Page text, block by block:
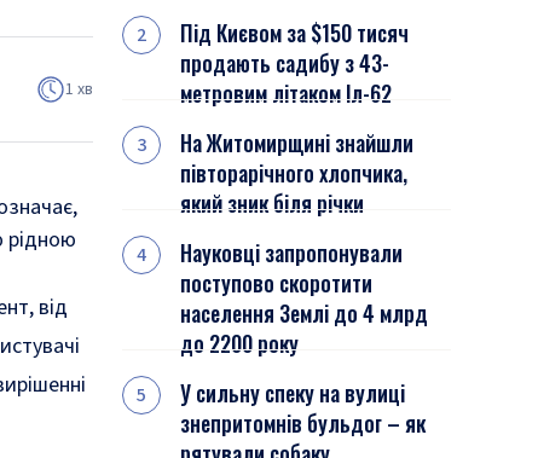
1 хв
рідною
від
Під Києвом за $150 тисяч
продають садибу з 43-
метровим літаком Іл-62
На Житомирщині знайшли
півторарічного хлопчика,
який зник біля річки
Науковці запропонували
поступово скоротити
населення Землі до 4 млрд
до 2200 року
У сильну спеку на вулиці
знепритомнів бульдог – як